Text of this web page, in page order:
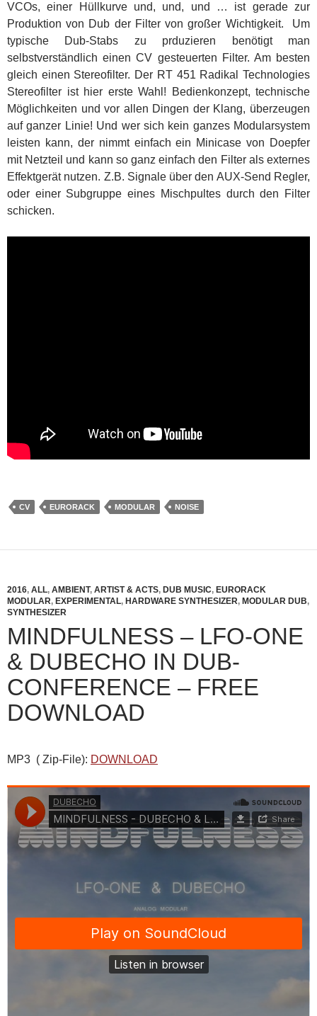
VCOs, einer Hüllkurve und, und, und … ist gerade zur
Produktion von Dub der Filter von großer Wichtigkeit. Um
typische Dub-Stabs zu prduzieren benötigt man
selbstverständlich einen CV gesteuerten Filter. Am besten
gleich einen Stereofilter. Der RT 451 Radikal Technologies
Stereofilter ist hier erste Wahl! Bedienkonzept, technische
Möglichkeiten und vor allen Dingen der Klang, überzeugen
auf ganzer Linie! Und wer sich kein ganzes Modularsystem
leisten kann, der nimmt einfach ein Minicase von Doepfer
mit Netzteil und kann so ganz einfach den Filter als externes
Effektgerät nutzen. Z.B. Signale über den AUX-Send Regler,
oder einer Subgruppe eines Mischpultes durch den Filter
schicken.
CV EURORACK MODULAR NOISE
2016, ALL, AMBIENT, ARTIST & ACTS, DUB MUSIC, EURORACK
MODULAR, EXPERIMENTAL, HARDWARE SYNTHESIZER, MODULAR DUB,
SYNTHESIZER
MINDFULNESS – LFO-ONE
& DUBECHO IN DUB-
CONFERENCE – FREE
DOWNLOAD
MP3 ( Zip-File): DOWNLOAD